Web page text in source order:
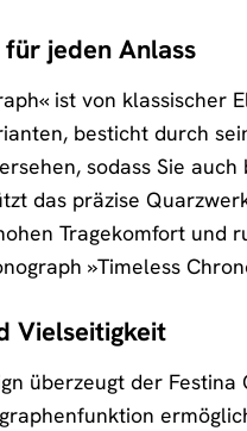
für jeden Anlass
ist von
besticht durch
sodass Sie
das präzise
Tragekomfort und
»Timeless
Vielseitigkeit
überzeugt der